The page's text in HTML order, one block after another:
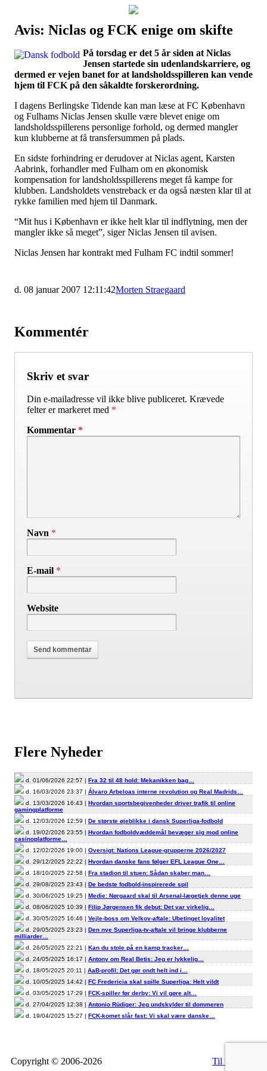
Наши партнеры
лучшие займы
Avis: Niclas og FCK enige om skifte
På torsdag er det 5 år siden at Niclas
Jensen startede sin udenlandskarriere, og
dermed er vejen banet for at landsholdsspilleren kan vende
hjem til FCK på den såkaldte forskerordning.
I dagens Berlingske Tidende kan man læse at FC København
og Fulhams Niclas Jensen skulle være blevet enige om
landsholdsspillerens personlige forhold, og dermed mangler
kun klubberne at få transfersummen på plads.
En sidste forhindring er derudover at Niclas agent, Karsten
Aabrink, forhandler med Fulham om en økonomisk
kompensation for landsholdsspillerens meget få kampe for
klubben. Landsholdets venstreback er da også næsten klar til at
rykke familien med hjem til Danmark.
“Mit hus i København er ikke helt klar til indflytning, men der
mangler ikke så meget”, siger Niclas Jensen til avisen.
Niclas Jensen har kontrakt med Fulham FC indtil sommer!
d. 08 januar 2007 12:11:42Morten Straegaard
Kommentér
Skriv et svar
Din e-mailadresse vil ikke blive publiceret. Krævede
felter er markeret med *
Kommentar *
Navn *
E-mail *
Website
Flere Nyheder
d. 01/06/2026 22:57 | Fra 32 til 48 hold: Mekanikken bag…
d. 16/03/2026 23:37 | Álvaro Arbeloas interne revolution og Real Madrids…
d. 13/03/2026 16:43 | Hvordan sportsbegivenheder driver trafik til online
gamingplatforme
d. 12/03/2026 12:59 | De største øjeblikke i dansk Superliga-fodbold
d. 19/02/2026 23:55 | Hvordan fodboldvæddemål bevæger sig mod online
casinoplatforme…
d. 12/02/2026 19:00 | Oversigt: Nations League-grupperne 2026/2027
d. 29/12/2025 22:22 | Hvordan danske fans følger EFL League One…
d. 18/10/2025 22:58 | Fra stadion til stuen: Sådan skaber man…
d. 29/08/2025 23:43 | De bedste fodbold-inspirerede spil
d. 30/06/2025 19:25 | Medie: Nørgaard skal til Arsenal-lægetjek denne uge
d. 08/06/2025 10:39 | Filip Jørgensen fik debut: Det var virkelig…
d. 30/05/2025 16:46 | Vejle-boss om Velkov-aftale: Ubetinget loyalitet
d. 29/05/2025 23:23 | Den nye Superliga-tv-aftale vil bringe klubberne
milliarder…
d. 26/05/2025 22:21 | Kan du stole på en kamp tracker…
d. 24/05/2025 16:17 | Antony om Real Betis: Jeg er lykkelig…
d. 18/05/2025 20:11 | AaB-profil: Det gør ondt helt ind i…
d. 10/05/2025 14:42 | FC Fredericia skal spille Superliga: Helt vildt
d. 03/05/2025 17:29 | FCK-spiller før derby: Vi vil gøre alt…
d. 27/04/2025 12:38 | Antonio Rüdiger: Jeg undskylder til dommeren
d. 19/04/2025 15:27 | FCK-komet slår fast: Vi skal være danske…
Copyright © 2006-2026 Til top